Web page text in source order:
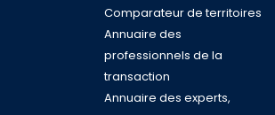
Comparateur de territoires
Annuaire des
professionnels de la
transaction
Annuaire des experts,